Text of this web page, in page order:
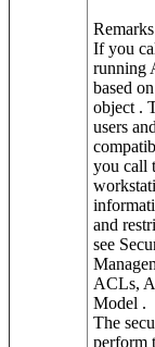
Remarks
If you
running
based
object .
users
you call
and
see
ACLs,
Model .
The
perform